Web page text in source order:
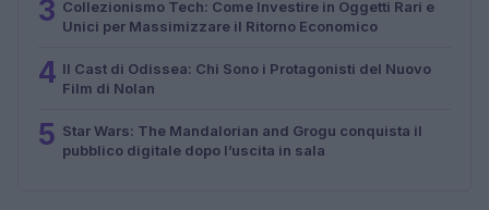
3 Collezionismo Tech: Come Investire in Oggetti Rari e
Unici per Massimizzare il Ritorno Economico
4 Il Cast di Odissea: Chi Sono i Protagonisti del Nuovo
Film di Nolan
5 Star Wars: The Mandalorian and Grogu conquista il
pubblico digitale dopo l’uscita in sala